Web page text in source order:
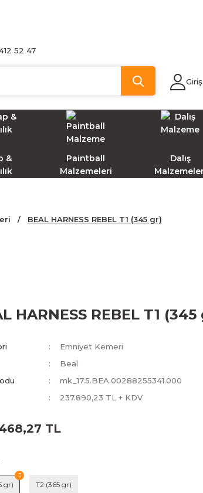
52 47
&
Paintball
Malzemeleri
Dalış
BEAL HARNESS REBEL T1 (345 gr)
HARNESS REBEL T1 (345
Emniyet Kemeri
Beal
mk_17.5.BEA.00288255341.000
237.890,23 TL + KDV
TL
gr) T2 (365 gr)